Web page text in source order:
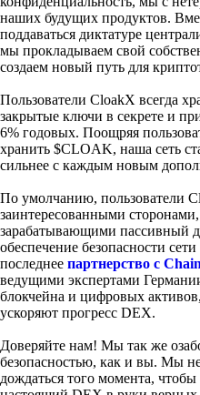
наших будущих продуктов.
поддаваться диктатуре
мы прокладываем свой
создаем новый путь для
Пользователи CloakX всегда
закрытые ключи в секрете и
6% годовых. Поощряя
хранить $CLOAK, наша сеть
сильнее с каждым новым
По умолчанию, пользователи
заинтересованными сторонами,
зарабатывающими пассивный
обеспечение безопасности
последнее партнерство с
ведущими экспертами
блокчейна и цифровых
ускоряют прогресс DEX.
Доверяйте нам! Мы так же
безопасностью, как и вы. Мы
дождаться того момента, чтобы